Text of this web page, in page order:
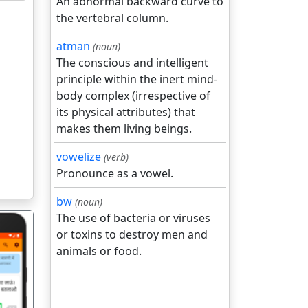
the vertebral column.
atman (noun)
The conscious and intelligent
principle within the inert mind-
body complex (irrespective of
its physical attributes) that
makes them living beings.
vowelize (verb)
Pronounce as a vowel.
bw (noun)
The use of bacteria or viruses
or toxins to destroy men and
animals or food.